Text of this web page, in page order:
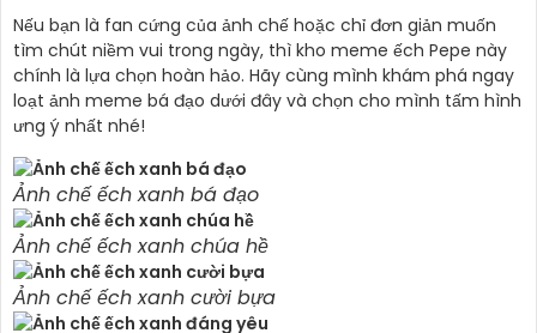
Nếu bạn là fan cứng của ảnh chế hoặc chỉ đơn giản muốn
tìm chút niềm vui trong ngày, thì kho meme ếch Pepe này
chính là lựa chọn hoàn hảo. Hãy cùng mình khám phá ngay
loạt ảnh meme bá đạo dưới đây và chọn cho mình tấm hình
ưng ý nhất nhé!
Ảnh chế ếch xanh bá đạo
Ảnh chế ếch xanh chúa hề
Ảnh chế ếch xanh cười bựa